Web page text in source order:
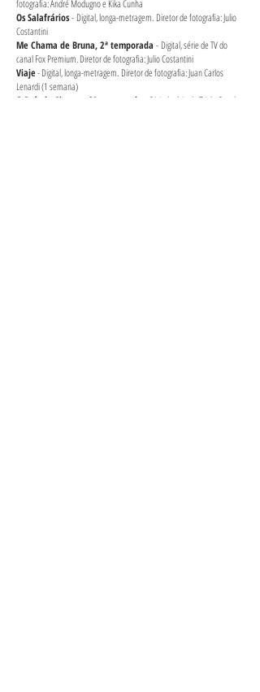
fotografia: André Modugno e Kika Cunha
Os Salafrários- Digital, longa-metragem. Diretor de fotografia: Julio
Costantini
Me Chama de Bruna,2ª temporada - Digital, série de TV do
canal Fox Premium. Diretor de fotografia: Julio Costantini
Viaje- Digital, longa-metragem. Diretor de fotografia: Juan Carlos
Lenardi (1 semana)
O País do Cinema, 2ª temporada
- Digital, série de TV do Canal